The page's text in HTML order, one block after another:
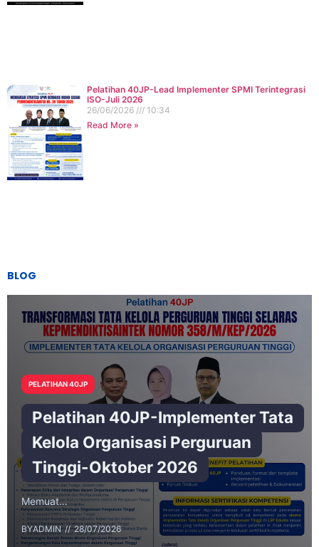
Pelatihan 40JP-Lead Implementer SPMI Terintegrasi
ISO-Juli 2026
26/06/2026
10:34
Read More »
BLOG
PELATIHAN 40JP
Pelatihan 40JP-Implementer Tata
Kelola Organisasi Perguruan
Tinggi-Oktober 2026
Memuat…
BYADMIN 28/07/2026